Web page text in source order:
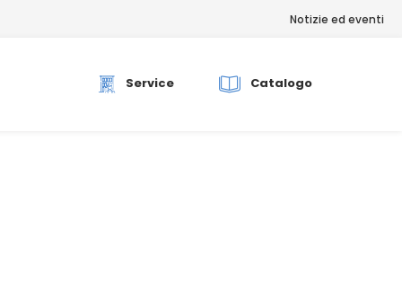
Notizie ed eventi
Service Catalogo